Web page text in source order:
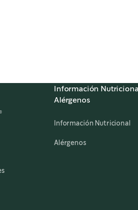
Información
Alérgenos
Información Nutricional
Alérgenos